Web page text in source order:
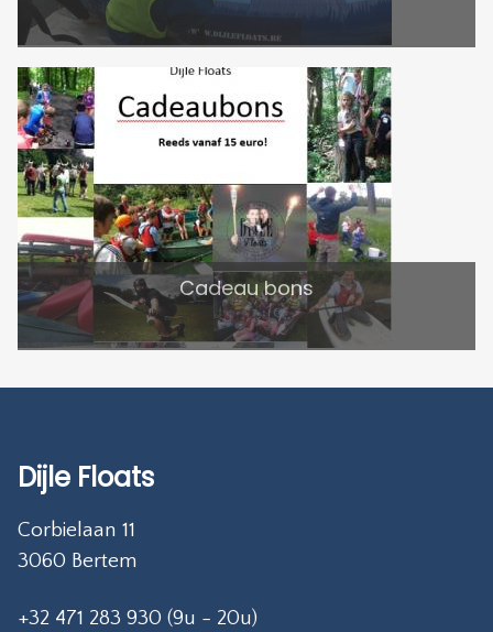
Cadeau bons
Dijle Floats
Corbielaan 11
3060 Bertem
+32 471 283 930 (9u - 20u)